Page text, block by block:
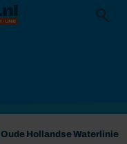
Oude Hollandse Waterlinie